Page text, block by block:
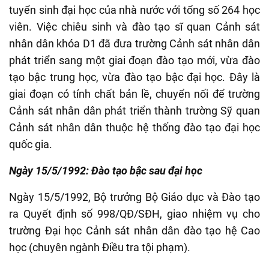
tuyển sinh đại học của nhà nước với tổng số 264 học
viên. Việc chiêu sinh và đào tạo sĩ quan Cảnh sát
nhân dân khóa D1 đã đưa trường Cảnh sát nhân dân
phát triển sang một giai đoạn đào tạo mới, vừa đào
tạo bậc trung học, vừa đào tạo bậc đại học. Đây là
giai đoạn có tính chất bản lề, chuyển nối để trường
Cảnh sát nhân dân phát triển thành trường Sỹ quan
Cảnh sát nhân dân thuộc hệ thống đào tạo đại học
quốc gia.
Ngày 15/5/1992: Đào tạo bậc sau đại học
Ngày 15/5/1992, Bộ trưởng Bộ Giáo dục và Đào tạo
ra Quyết định số 998/QĐ/SĐH, giao nhiệm vụ cho
trường Đại học Cảnh sát nhân dân đào tạo hệ Cao
học (chuyên ngành Điều tra tội phạm).